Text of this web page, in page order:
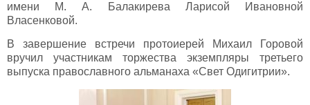
имени М. А. Балакирева Ларисой Ивановной
Власенковой.
В завершение встречи протоиерей Михаил Горовой
вручил участникам торжества экземпляры третьего
выпуска православного альманаха «Свет Одигитрии».